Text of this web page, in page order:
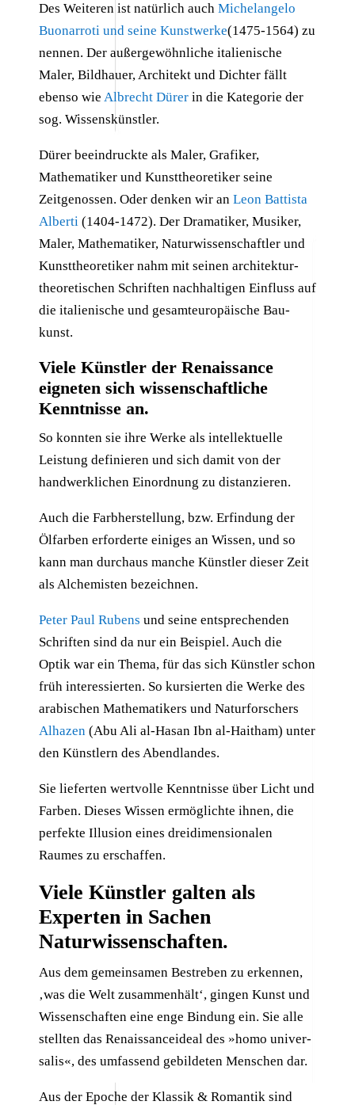
Des Weiteren ist natürlich auch Michelangelo
Buonarroti und seine Kunstwerke(1475-1564) zu
nennen. Der außergewöhnliche italienische
Maler, Bildhauer, Architekt und Dichter fällt
ebenso wie Albrecht Dürer in die Kategorie der
sog. Wissenskünstler.
Dürer beeindruckte als Maler, Grafiker,
Mathematiker und Kunsttheoretiker seine
Zeitgenossen. Oder denken wir an Leon Battista
Alberti (1404-1472). Der Dra­ma­ti­ker, Mu­si­ker,
Maler, Ma­the­ma­ti­ker, Na­tur­wis­sen­schaft­ler und
Kunst­theo­re­ti­ker nahm mit seinen ar­chi­tek­tur­
theo­re­ti­schen Schrif­ten nach­hal­ti­gen Ein­fluss auf
die ita­lie­ni­sche und ge­samt­eu­ro­päi­sche Bau­
kunst­.
Viele Künstler der Renaissance
eigneten sich wissenschaftliche
Kenntnisse an.
So konnten sie ihre Werke als intellektuelle
Leistung definieren und sich damit von der
handwerklichen Einordnung zu distanzieren.
Auch die Farbherstellung, bzw. Erfindung der
Ölfarben erforderte einiges an Wissen, und so
kann man durchaus manche Künstler dieser Zeit
als Alchemisten bezeichnen.
Peter Paul Rubens und seine entsprechenden
Schriften sind da nur ein Beispiel. Auch die
Optik war ein Thema, für das sich Künstler schon
früh interessierten. So kursierten die Werke des
arabischen Mathematikers und Naturforschers
Alhazen (Abu Ali al-Hasan Ibn al-Haitham) unter
den Künstlern des Abendlandes.
Sie lieferten wertvolle Kenntnisse über Licht und
Farben. Dieses Wissen ermöglichte ihnen, die
perfekte Illusion eines dreidimensionalen
Raumes zu erschaffen.
Viele Künstler galten als
Experten in Sachen
Naturwissenschaften.
Aus dem gemeinsamen Bestreben zu erkennen,
‚was die Welt zusammenhält‘, gingen Kunst und
Wissenschaften eine enge Bindung ein. Sie alle
stellten das Re­nais­sancei­deal des »homo uni­ver­
sa­lis«, des um­fas­send ge­bil­de­ten Men­schen dar.
Aus der Epoche der Klassik & Romantik sind